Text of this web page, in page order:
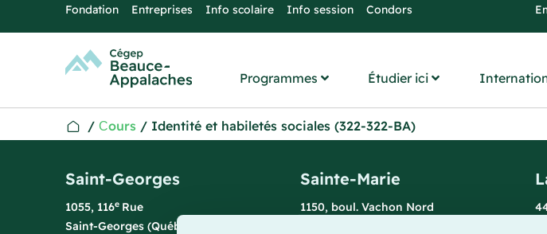
Fondation Entreprises Info scolaire Info session Condors
Programmes Étudier ici
/ Сours / Identité et habiletés sociales (322-322-BA)
Saint-Georges
1055, 116e Rue
Saint-Georges (Québec) G5Y 3G1
Sainte-Marie
1150, boul. Vachon Nord